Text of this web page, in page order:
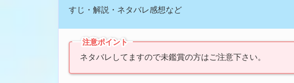
すじ・解説・ネタバレ感想など
注意ポイント
ネタバレしてますので未鑑賞の方はご注意下さい。